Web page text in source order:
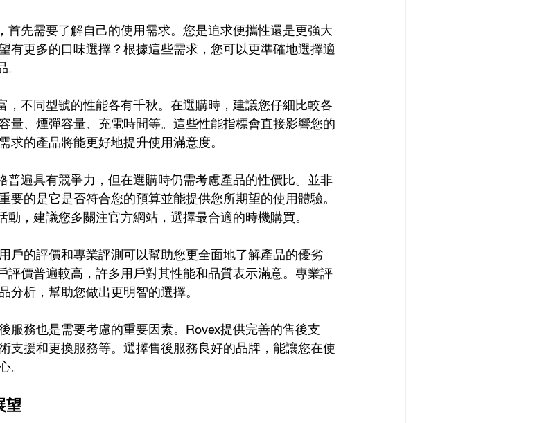
首先需要了解自己的使用需求。您是追求便攜性還是更強大
有更多的口味選擇？根據這些需求，您可以更準確地選擇適
，不同型號的性能各有千秋。在選購時，建議您仔細比較各
量、煙彈容量、充電時間等。這些性能指標會直接影響您的
求的產品將能更好地提升使用滿意度。
普遍具有競爭力，但在選購時仍需考慮產品的性價比。並非
要的是它是否符合您的預算並能提供您所期望的使用體驗。
動，建議您多關注官方網站，選擇最合適的時機購買。
戶的評價和專業評測可以幫助您更全面地了解產品的優劣
評價普遍較高，許多用戶對其性能和品質表示滿意。專業評
分析，幫助您做出更明智的選擇。
服務也是需要考慮的重要因素。Rovex提供完善的售後支
支援和更換服務等。選擇售後服務良好的品牌，能讓您在使
。
望